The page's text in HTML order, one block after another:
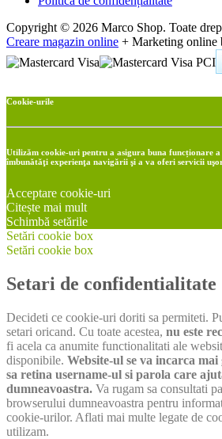
Copyright © 2026 Marco Shop. Toate
Creare magazin online + Marketing online
Cookie-urile
Utilizăm cookie-uri pentru a asigura buna funcționare a
îmbunătăţi experienţa navigării şi a va oferi servicii
Acceptare cookie-uri
Citește mai mult
Schimbă setările
Setări cookie box
Setări cookie box
Setari de confidentialitate
Decideti ce cookie-uri doriti sa permiteti.
setari oricand. Cu toate acestea, nu este
fi acela ca anumite functionalitati ale
disponibile. Website-ul se va incarca
sa retina username-ul si parola care
dumneavoastra. Va rugam sa consultati
browserului dumneavoastra pentru
cookie-urilor. Aflati mai multe legate de
utilizam.